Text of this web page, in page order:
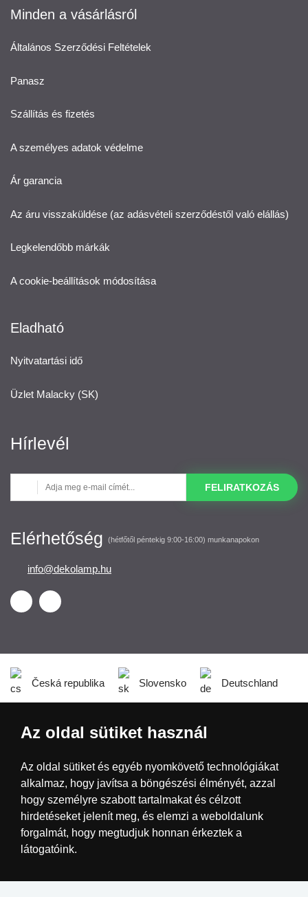
Minden a vásárlásról
Általános Szerződési Feltételek
Panasz
Szállítás és fizetés
A személyes adatok védelme
Ár garancia
Az áru visszaküldése (az adásvételi szerződéstől való elállás)
Legkelendőbb márkák
A cookie-beállítások módosítása
Eladható
Nyitvatartási idő
Üzlet Malacky (SK)
Hírlevél
FELIRATKOZÁS
Elérhetőség (hétfőtől péntekig 9:00-16:00) munkanapokon
info@dekolamp.hu
Česká republika Slovensko Deutschland
Magyarország Österreich
Nederland
Az oldal sütiket használ
Az oldal sütiket és egyéb nyomkövető technológiákat
alkalmaz, hogy javítsa a böngészési élményét, azzal
hogy személyre szabott tartalmakat és célzott
hirdetéseket jelenít meg, és elemzi a weboldalunk
forgalmát, hogy megtudjuk honnan érkeztek a
látogatóink.